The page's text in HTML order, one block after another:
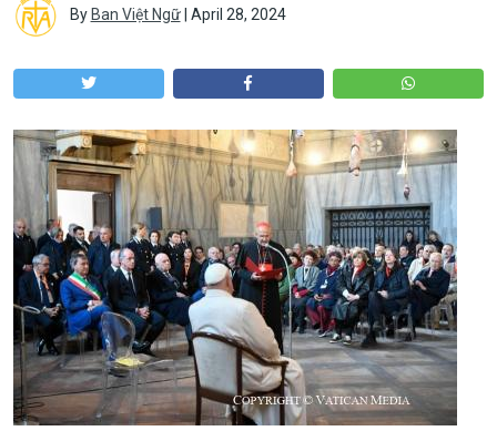
By Ban Việt Ngữ| April 28, 2024